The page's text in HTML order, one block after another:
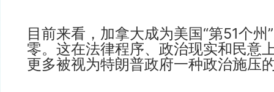
目前来看，加拿大成为美国“第51个州
零。这在法律程序、政治现实和民意
更多被视为特朗普政府一种政治施压